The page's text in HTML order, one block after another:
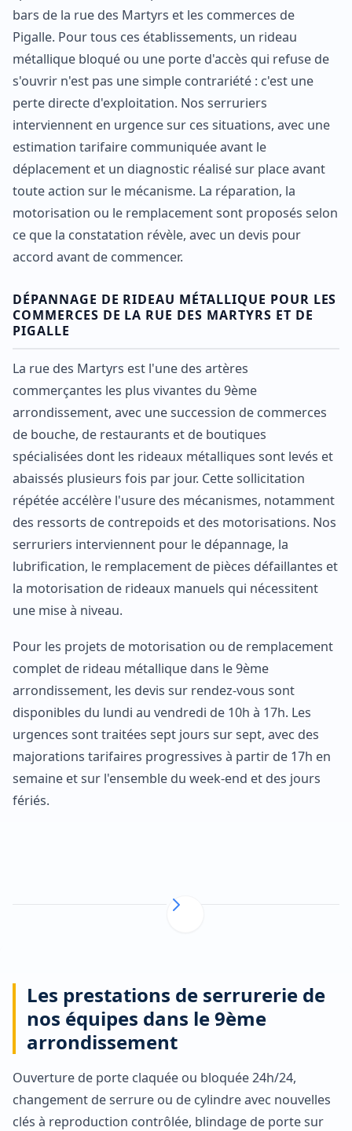
bars de la rue des Martyrs et les commerces de
Pigalle. Pour tous ces établissements, un rideau
métallique bloqué ou une porte d'accès qui refuse de
s'ouvrir n'est pas une simple contrariété : c'est une
perte directe d'exploitation. Nos serruriers
interviennent en urgence sur ces situations, avec une
estimation tarifaire communiquée avant le
déplacement et un diagnostic réalisé sur place avant
toute action sur le mécanisme. La réparation, la
motorisation ou le remplacement sont proposés selon
ce que la constatation révèle, avec un devis pour
accord avant de commencer.
DÉPANNAGE DE RIDEAU MÉTALLIQUE POUR LES
COMMERCES DE LA RUE DES MARTYRS ET DE
PIGALLE
La rue des Martyrs est l'une des artères
commerçantes les plus vivantes du 9ème
arrondissement, avec une succession de commerces
de bouche, de restaurants et de boutiques
spécialisées dont les rideaux métalliques sont levés et
abaissés plusieurs fois par jour. Cette sollicitation
répétée accélère l'usure des mécanismes, notamment
des ressorts de contrepoids et des motorisations. Nos
serruriers interviennent pour le dépannage, la
lubrification, le remplacement de pièces défaillantes et
la motorisation de rideaux manuels qui nécessitent
une mise à niveau.
Pour les projets de motorisation ou de remplacement
complet de rideau métallique dans le 9ème
arrondissement, les devis sur rendez-vous sont
disponibles du lundi au vendredi de 10h à 17h. Les
urgences sont traitées sept jours sur sept, avec des
majorations tarifaires progressives à partir de 17h en
semaine et sur l'ensemble du week-end et des jours
fériés.
Les prestations de serrurerie de
nos équipes dans le 9ème
arrondissement
Ouverture de porte claquée ou bloquée 24h/24,
changement de serrure ou de cylindre avec nouvelles
clés à reproduction contrôlée, blindage de porte sur